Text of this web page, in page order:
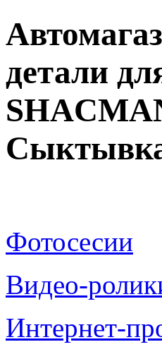
детали
Фотосесии
Видео-
Интернет-